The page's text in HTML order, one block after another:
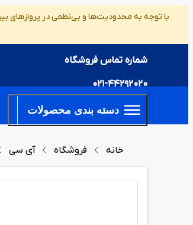
با توجه به محدودیت‌ها و بی‌نظمی در پروازهای
شماره تماس فروشگاه
021-44292020
دسته بندی محصولات
خانه فروشگاه آی سی